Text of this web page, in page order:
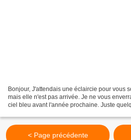
Bonjour, J'attendais une éclaircie pour vous
mais elle n'est pas arrivée. Je ne vous
ciel bleu avant l'année prochaine. Juste
< Page précédente